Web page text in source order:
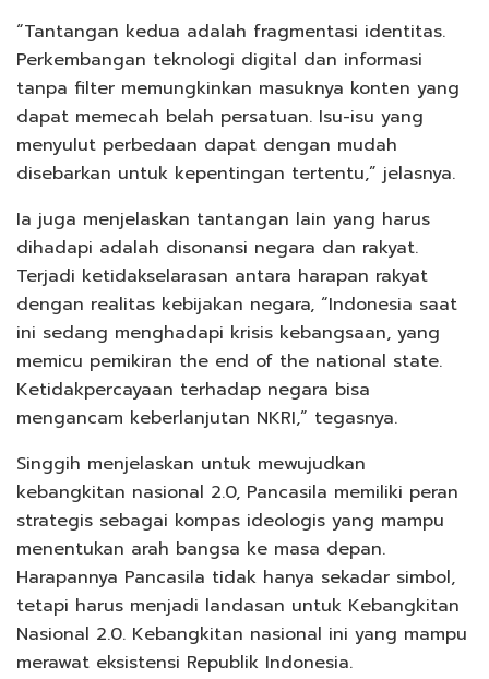
“Tantangan kedua adalah fragmentasi identitas.
Perkembangan teknologi digital dan informasi
tanpa filter memungkinkan masuknya konten yang
dapat memecah belah persatuan. Isu-isu yang
menyulut perbedaan dapat dengan mudah
disebarkan untuk kepentingan tertentu,” jelasnya.
Ia juga menjelaskan tantangan lain yang harus
dihadapi adalah disonansi negara dan rakyat.
Terjadi ketidakselarasan antara harapan rakyat
dengan realitas kebijakan negara, “Indonesia saat
ini sedang menghadapi krisis kebangsaan, yang
memicu pemikiran the end of the national state.
Ketidakpercayaan terhadap negara bisa
mengancam keberlanjutan NKRI,” tegasnya.
Singgih menjelaskan untuk mewujudkan
kebangkitan nasional 2.0, Pancasila memiliki peran
strategis sebagai kompas ideologis yang mampu
menentukan arah bangsa ke masa depan.
Harapannya Pancasila tidak hanya sekadar simbol,
tetapi harus menjadi landasan untuk Kebangkitan
Nasional 2.0. Kebangkitan nasional ini yang mampu
merawat eksistensi Republik Indonesia.